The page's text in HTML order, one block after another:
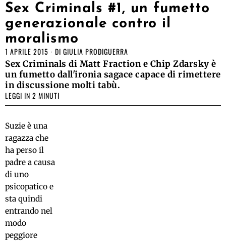
Sex Criminals #1, un fumetto
generazionale contro il
moralismo
1 APRILE 2015 DI GIULIA PRODIGUERRA
Sex Criminals di Matt Fraction e Chip Zdarsky è
un fumetto dall'ironia sagace capace di rimettere
in discussione molti tabù.
LEGGI IN 2 MINUTI
Suzie è una
ragazza che
ha perso il
padre a causa
di uno
psicopatico e
sta quindi
entrando nel
modo
peggiore